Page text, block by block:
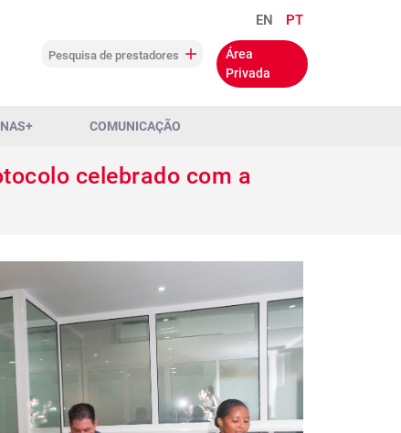
EN PT
Área
Privada
Pesquisa de prestadores
COMUNICAÇÃO
celebrado com a